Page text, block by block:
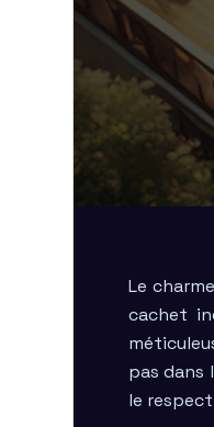
Le
cachet
pas dans
le